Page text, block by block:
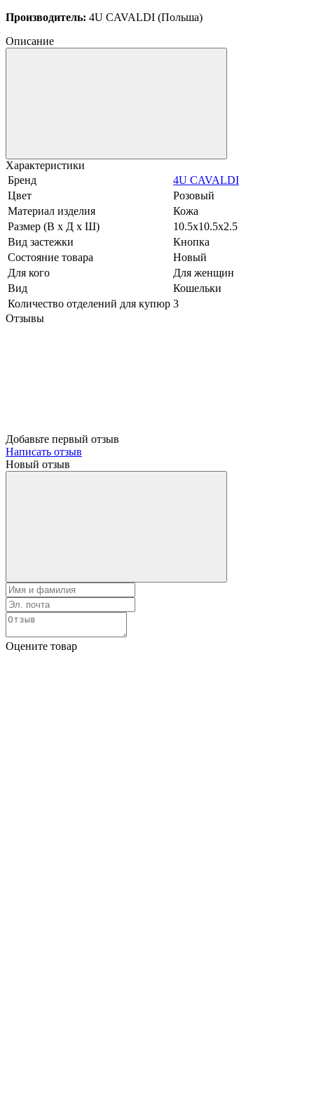
Производитель: 4U CAVALDI (Польша)
Описание
Характеристики
Бренд
4U CAVALDI
Цвет
Розовый
Материал изделия
Кожа
Размер (В х Д х Ш)
10.5х10.5х2.5
Вид застежки
Кнопка
Состояние товара
Новый
Для кого
Для женщин
Вид
Кошельки
Количество отделений для купюр 3
Отзывы
Добавьте первый отзыв
Написать отзыв
Новый отзыв
Оцените товар